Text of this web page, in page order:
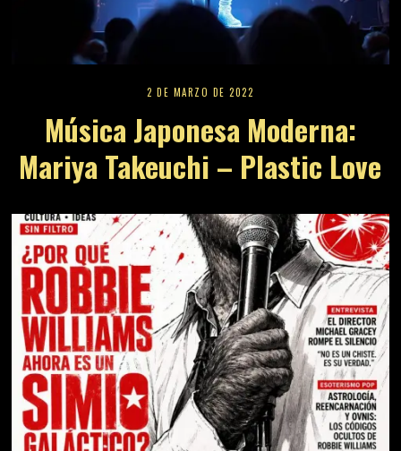
2 DE MARZO DE 2022
Música Japonesa Moderna:
Mariya Takeuchi – Plastic Love